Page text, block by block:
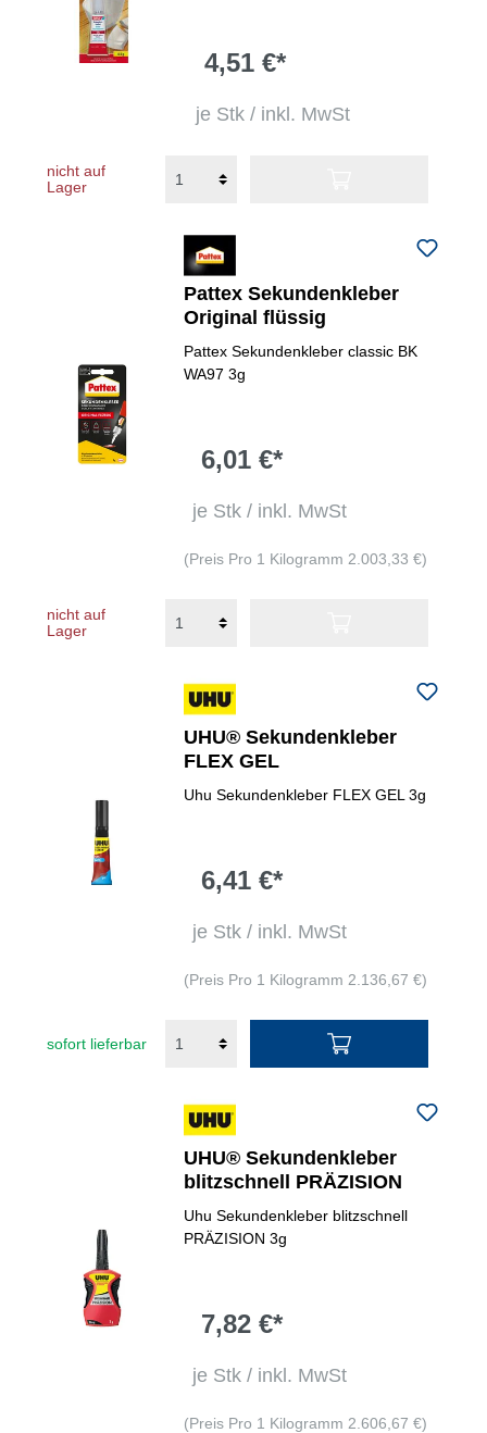
4,51 €*
je Stk / inkl. MwSt
nicht auf
Lager
Pattex Sekundenkleber
Original flüssig
Pattex Sekundenkleber classic BK
WA97 3g
6,01 €*
je Stk / inkl. MwSt
(Preis Pro 1 Kilogramm 2.003,33 €)
nicht auf
Lager
UHU® Sekundenkleber
FLEX GEL
Uhu Sekundenkleber FLEX GEL 3g
6,41 €*
je Stk / inkl. MwSt
(Preis Pro 1 Kilogramm 2.136,67 €)
sofort lieferbar
UHU® Sekundenkleber
blitzschnell PRÄZISION
Uhu Sekundenkleber blitzschnell
PRÄZISION 3g
7,82 €*
je Stk / inkl. MwSt
(Preis Pro 1 Kilogramm 2.606,67 €)